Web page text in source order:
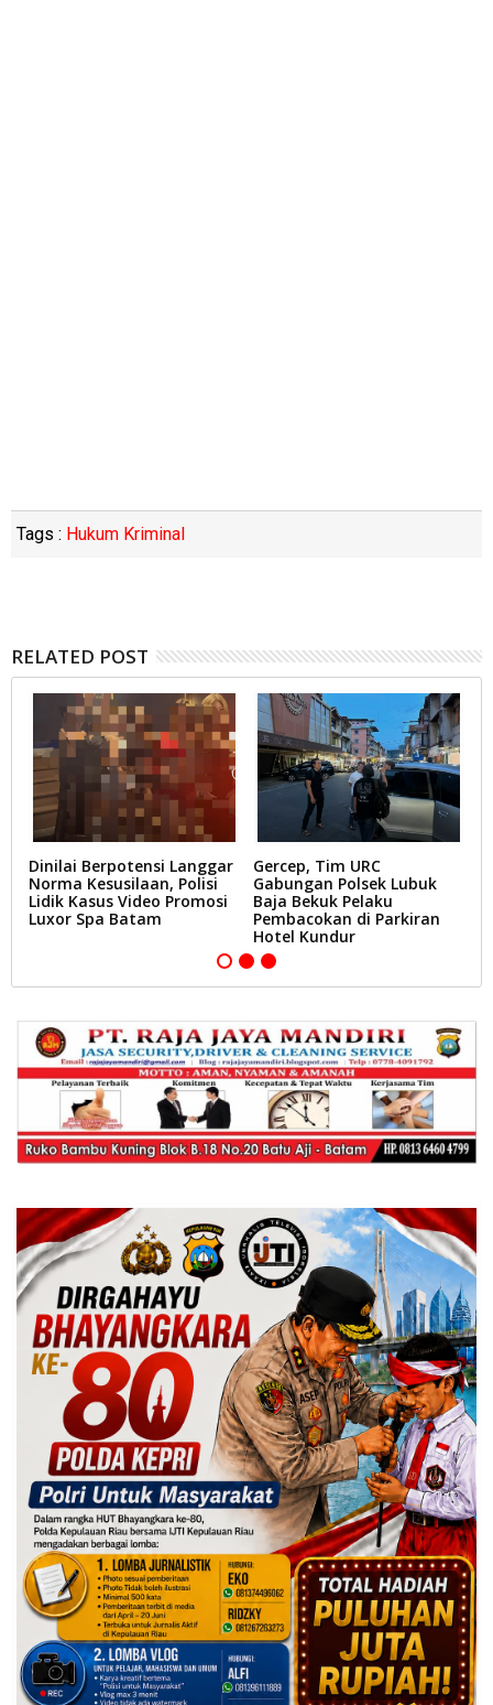
Tags : Hukum Kriminal
RELATED POST
Dinilai Berpotensi Langgar
Norma Kesusilaan, Polisi
Lidik Kasus Video Promosi
Luxor Spa Batam
Gercep, Tim URC
Gabungan Polsek Lubuk
Baja Bekuk Pelaku
Pembacokan di Parkiran
Hotel Kundur